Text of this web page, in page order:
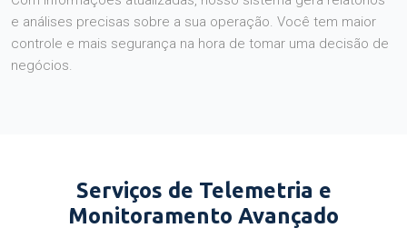
e análises precisas sobre a sua operação. Você tem maior
controle e mais segurança na hora de tomar uma decisão de
negócios.
Serviços de Telemetria e
Monitoramento Avançado